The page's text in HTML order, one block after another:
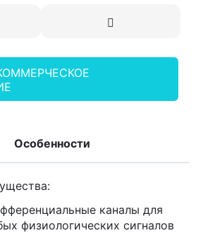
Особенности
каналы для
физиологических сигналов